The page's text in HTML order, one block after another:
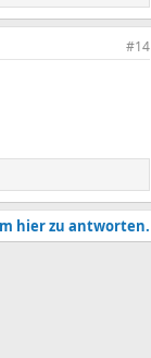
#14
hier zu antworten.